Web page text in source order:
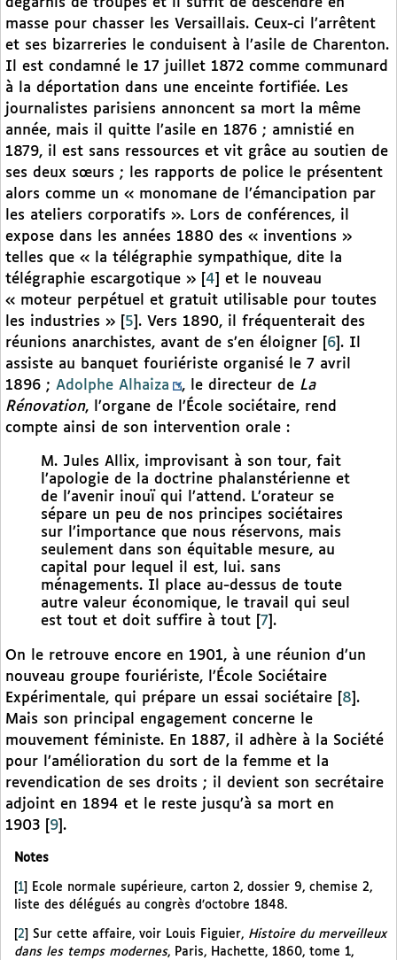
dégarnis de troupes et il suffit de descendre en
masse pour chasser les Versaillais. Ceux-ci l’arrêtent
et ses bizarreries le conduisent à l’asile de Charenton.
Il est condamné le 17 juillet 1872 comme communard
à la déportation dans une enceinte fortifiée. Les
journalistes parisiens annoncent sa mort la même
année, mais il quitte l’asile en 1876 ; amnistié en
1879, il est sans ressources et vit grâce au soutien de
ses deux sœurs ; les rapports de police le présentent
alors comme un « monomane de l’émancipation par
les ateliers corporatifs ». Lors de conférences, il
expose dans les années 1880 des « inventions »
telles que « la télégraphie sympathique, dite la
télégraphie escargotique »
4
et le nouveau
« moteur perpétuel et gratuit utilisable pour toutes
les industries »
5 . Vers 1890, il fréquenterait des
réunions anarchistes, avant de s’en éloigner
6 . Il
assiste au banquet fouriériste organisé le 7 avril
1896 ; Adolphe Alhaiza , le directeur de La
Rénovation, l’organe de l’École sociétaire, rend
compte ainsi de son intervention orale :
M. Jules Allix, improvisant à son tour, fait
l’apologie de la doctrine phalanstérienne et
de l’avenir inouï qui l’attend. L’orateur se
sépare un peu de nos principes sociétaires
sur l’importance que nous réservons, mais
seulement dans son équitable mesure, au
capital pour lequel il est, lui. sans
ménagements. Il place au-dessus de toute
autre valeur économique, le travail qui seul
est tout et doit suffire à tout
7 .
On le retrouve encore en 1901, à une réunion d’un
nouveau groupe fouriériste, l’École Sociétaire
Expérimentale, qui prépare un essai sociétaire
8 .
Mais son principal engagement concerne le
mouvement féministe. En 1887, il adhère à la Société
pour l’amélioration du sort de la femme et la
revendication de ses droits ; il devient son secrétaire
adjoint en 1894 et le reste jusqu’à sa mort en
1903
9 .
Notes
[1]
Ecole normale supérieure, carton 2, dossier 9, chemise 2,
liste des délégués au congrès d’octobre 1848.
2 Sur cette affaire, voir Louis Figuier, Histoire du merveilleux
dans les temps modernes, Paris, Hachette, 1860, tome 1,